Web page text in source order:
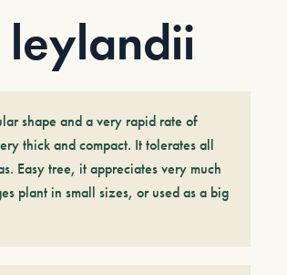
leylandii
shape and a very rapid rate of
thick and compact. It tolerates all
Easy tree, it appreciates very much
plant in small sizes, or used as a big